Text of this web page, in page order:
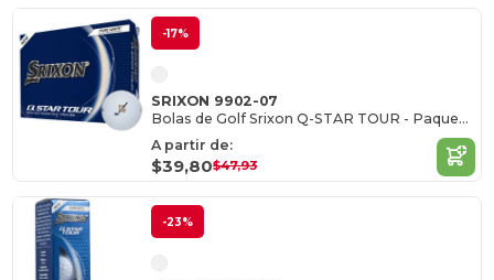
-17%
SRIXON 9902-07
Bolas de Golf Srixon Q-STAR TOUR - Paquete de 12
A partir de:
$39,80$47,93
-23%